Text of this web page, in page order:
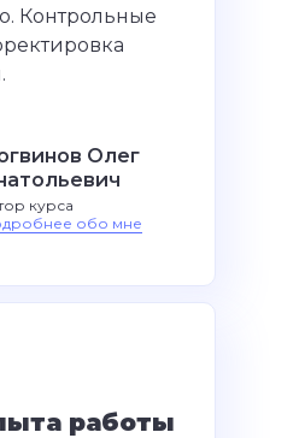
работы
Контрольные
Олег
курса
обо мне